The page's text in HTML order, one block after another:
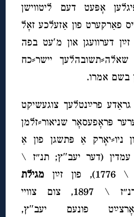
אָפּעט דעם ליטווישן
פאַרקערט פון אַזעלכע זאָל
דערוועגן און מ′עט בפה
יישר⸗כח
בשם אמרו.
פרײַנטלעך צוגעשיקט
פּראָפעסאָר שניאור⸗זלמן
ניו⸗יאָרק אַ פּתשגן פון אַ
עמדין (דער יעב″ץ; תנ״ז \
מגילת
(וואַרשע תרנ״ז \ 1897, צום צוויי
פונעם יעב″ץ,